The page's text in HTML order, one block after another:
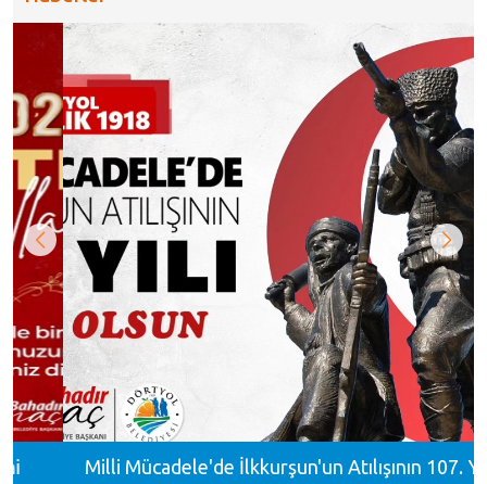
Meclis Gündemi
Muhtarlıklar
Faliyet Raporları
Stratejik Plan
Milli Mücadele'de İlkkurşun'un Atılışının 107. Yılı